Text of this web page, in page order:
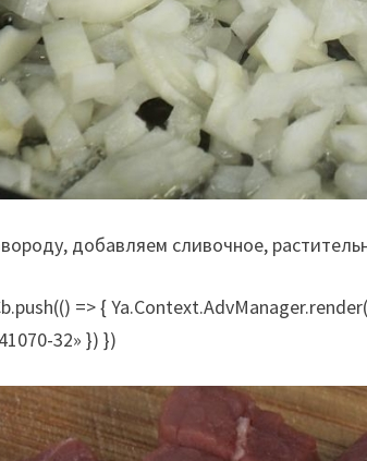
добавляем сливочное,
=> {
32» }) })